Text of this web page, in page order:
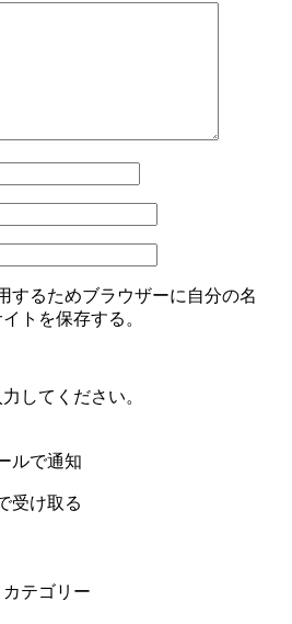
するためブラウザーに自分の名
トを保存する。
してください。
ルで通知
受け取る
カテゴリー